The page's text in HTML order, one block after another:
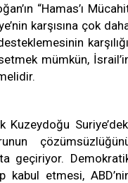
“Hamas’ı
karşısına çok
mümkün,
Kuzeydoğu
geçiriyor.
kabul etmesi,